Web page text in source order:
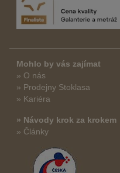
Mohlo by vás zajímat
» O nás
» Prodejny Stoklasa
» Kariéra
» Návody krok za krokem
» Články